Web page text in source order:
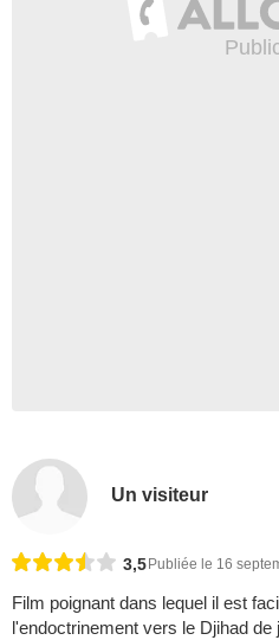
Un visiteur
3,5 Publiée le 16
Film poignant dans lequel il est
l'endoctrinement vers le Djihad